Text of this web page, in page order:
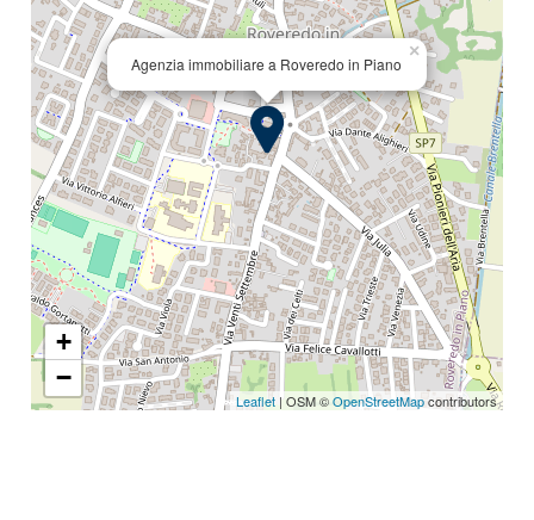
Agenzia immobiliare a Roveredo in Piano
×
+
−
Leaflet| OSM ©OpenStreetMapcontributors
Posto auto/Box
Balcone/Terrazzo
Ascensore
Arredato
Nuova costruzione
Lusso